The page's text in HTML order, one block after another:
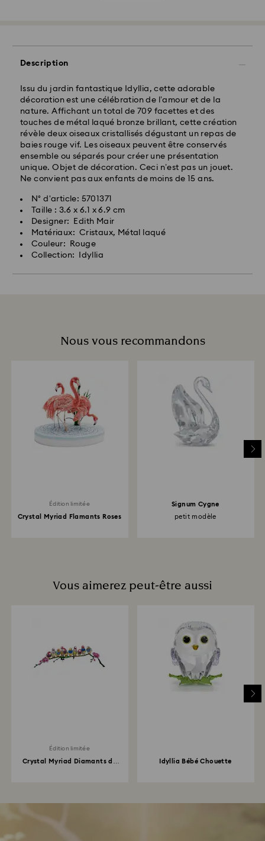
Description
Issu du jardin fantastique Idyllia, cette adorable
décoration est une célébration de l’amour et de la
nature. Affichant un total de 709 facettes et des
touches de métal laqué bronze brillant, cette création
révèle deux oiseaux cristallisés dégustant un repas de
baies rouge vif. Les oiseaux peuvent être conservés
ensemble ou séparés pour créer une présentation
unique. Objet de décoration. Ceci n’est pas un jouet.
Ne convient pas aux enfants de moins de 15 ans.
N° d'article: 5701371
Taille : 3.6 x 6.1 x 6.9 cm
Designer: Edith Mair
Matériaux: Cristaux, Métal laqué
Couleur: Rouge
Collection: Idyllia
Nous vous recommandons
Édition limitée
Crystal Myriad Flamants Roses
Signum Cygne
petit modèle
Vous aimerez peut-être aussi
Édition limitée
Crystal Myriad Diamants de
Idyllia Bébé Chouette